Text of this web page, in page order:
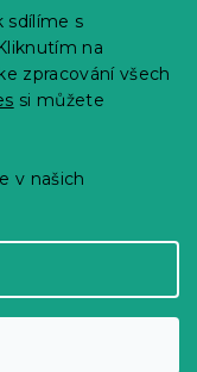
sdílíme s
na
zpracování všech
si můžete
v našich
. Všechna
cookies